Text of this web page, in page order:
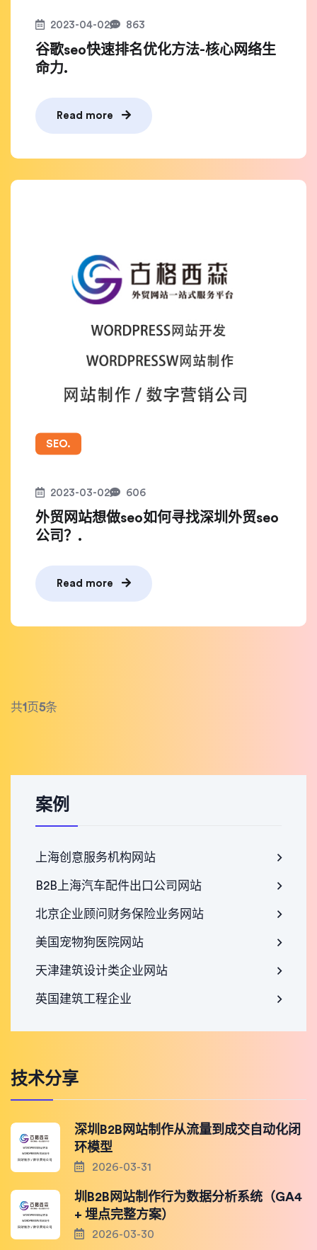
2023-04-02 863
谷歌seo快速排名优化方法-核心网络生
命力.
Read more
SEO.
2023-03-02 606
外贸网站想做seo如何寻找深圳外贸seo
公司？.
Read more
共1 页5条
案例
上海创意服务机构网站
B2B上海汽车配件出口公司网站
北京企业顾问财务保险业务网站
美国宠物狗医院网站
天津建筑设计类企业网站
英国建筑工程企业
技术分享
深圳B2B网站制作从流量到成交自动化闭
环模型
2026-03-31
圳B2B网站制作行为数据分析系统（GA4
+ 埋点完整方案）
2026-03-30